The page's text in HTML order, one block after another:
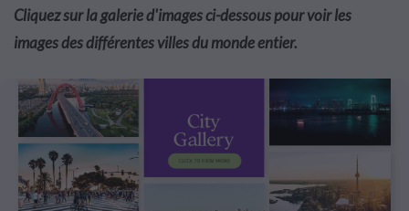
Cliquez sur la galerie d'images ci-dessous pour voir les
images des différentes villes du monde entier.